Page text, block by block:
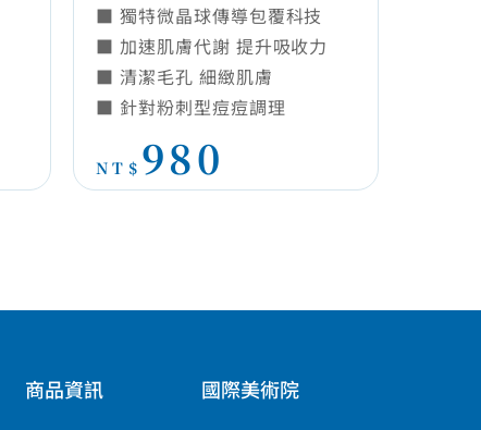
■ 獨特微晶球傳導包覆科技
■ 加速肌膚代謝 提升吸收力
■ 清潔毛孔 細緻肌膚
■ 針對粉刺型痘痘調理
NT$ 980
商品資訊 國際美術院